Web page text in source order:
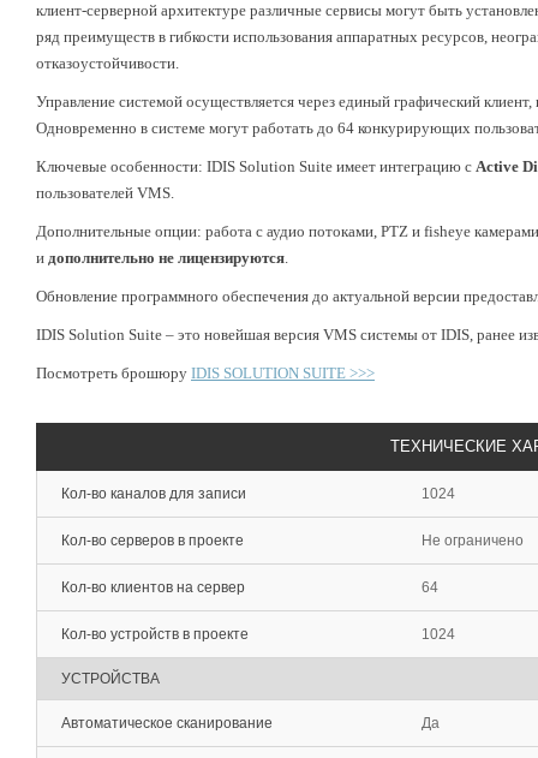
клиент-серверной архитектуре различные сервисы могут быть
ряд преимуществ в гибкости использования аппаратных ресурсов,
отказоустойчивости.
Управление системой осуществляется через единый графический
Одновременно в системе могут работать до 64 конкурирующих
Ключевые особенности: IDIS Solution Suite имеет интеграцию с Active
пользователей VMS.
Дополнительные опции: работа с аудио потоками, PTZ и fisheye
и дополнительно не лицензируются.
Обновление программного обеспечения до актуальной версии
IDIS Solution Suite – это новейшая версия VMS системы от IDIS, ранее
Посмотреть брошюру IDIS SOLUTION SUITE >>>
ТЕХНИЧЕСКИЕ
Кол-во каналов для записи 1024
Кол-во серверов в проекте Не ограничено
Кол-во клиентов на сервер 64
Кол-во устройств в проекте 1024
УСТРОЙСТВА
Автоматическое сканирование Да